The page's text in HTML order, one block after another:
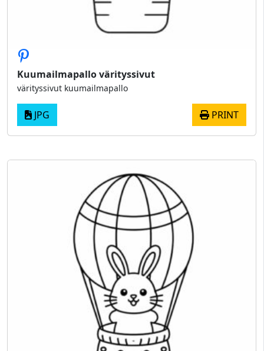
Kuumailmapallo värityssivut
värityssivut kuumailmapallo
JPG PRINT